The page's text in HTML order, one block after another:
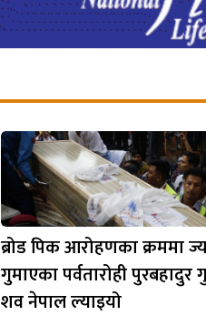
ब्रोड पिक आरोहणका क्रममा
गुमाएका पर्वतारोही
शव नेपाल ल्याइयो